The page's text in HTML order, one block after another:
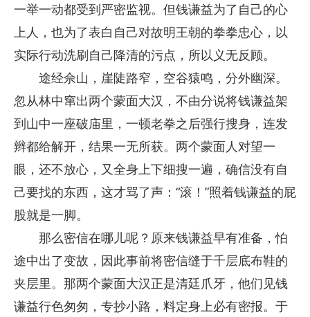
一举一动都受到严密监视。但钱谦益为了自己的心
上人，也为了表白自己对故明王朝的拳拳忠心，以
实际行动洗刷自己降清的污点，所以义无反顾。
途经佘山，崖陡路窄，空谷猿鸣，分外幽深。
忽从林中窜出两个蒙面大汉，不由分说将钱谦益架
到山中一座破庙里，一顿老拳之后强行搜身，连发
辫都给解开，结果一无所获。两个蒙面人对望一
眼，还不放心，又全身上下细搜一遍，确信没有自
己要找的东西，这才骂了声：“滚！”照着钱谦益的屁
股就是一脚。
那么密信在哪儿呢？原来钱谦益早有准备，怕
途中出了变故，因此事前将密信缝于千层底布鞋的
夹层里。那两个蒙面大汉正是清廷爪牙，他们见钱
谦益行色匆匆，专抄小路，料定身上必有密报。于